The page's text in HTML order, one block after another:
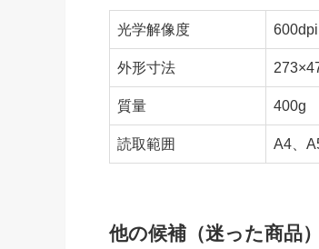
光学解像度 600dpi
外形寸法
質量 400g
読取範囲 A4、
他の候補（迷った商品）